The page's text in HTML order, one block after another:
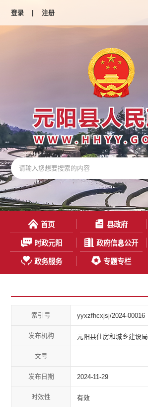
登录 | 注册
首页 县政府
时政元阳 政府信息公开
政务服务 专题专栏
索引号 yyxzfhcxjsj/2024-00016
发布机构 元阳县住房和城乡建设局
文号
发布日期 2024-11-29
时效性 有效